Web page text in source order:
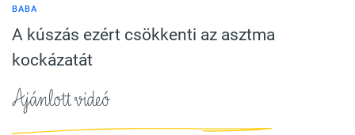
BABA
A kúszás ezért csökkenti az asztma
kockázatát
Ajánlott videó